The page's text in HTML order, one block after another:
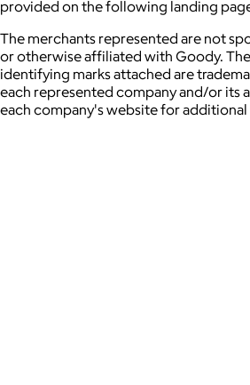
provided on the following landing
The merchants represented are not
or otherwise affiliated with Goody.
identifying marks attached are
each represented company and/or its
each company's website for